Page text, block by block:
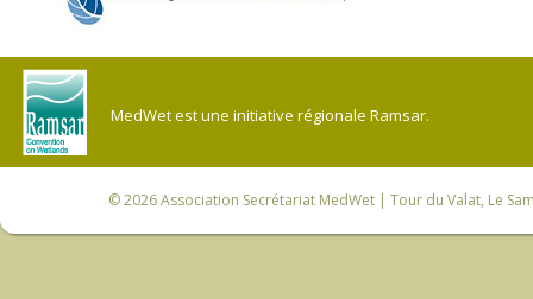
MedWet est une initiative régionale Ramsar.
© 2026Association Secrétariat MedWet | Tour du Valat, Le